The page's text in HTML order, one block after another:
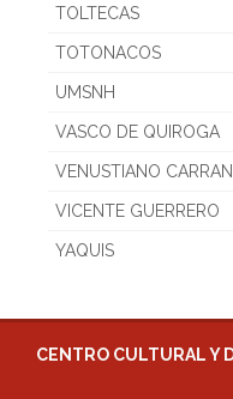
TOLTECAS
TOTONACOS
UMSNH
VASCO DE QUIROGA
VENUSTIANO
VICENTE GUERRERO
YAQUIS
CENTRO CULTURAL Y